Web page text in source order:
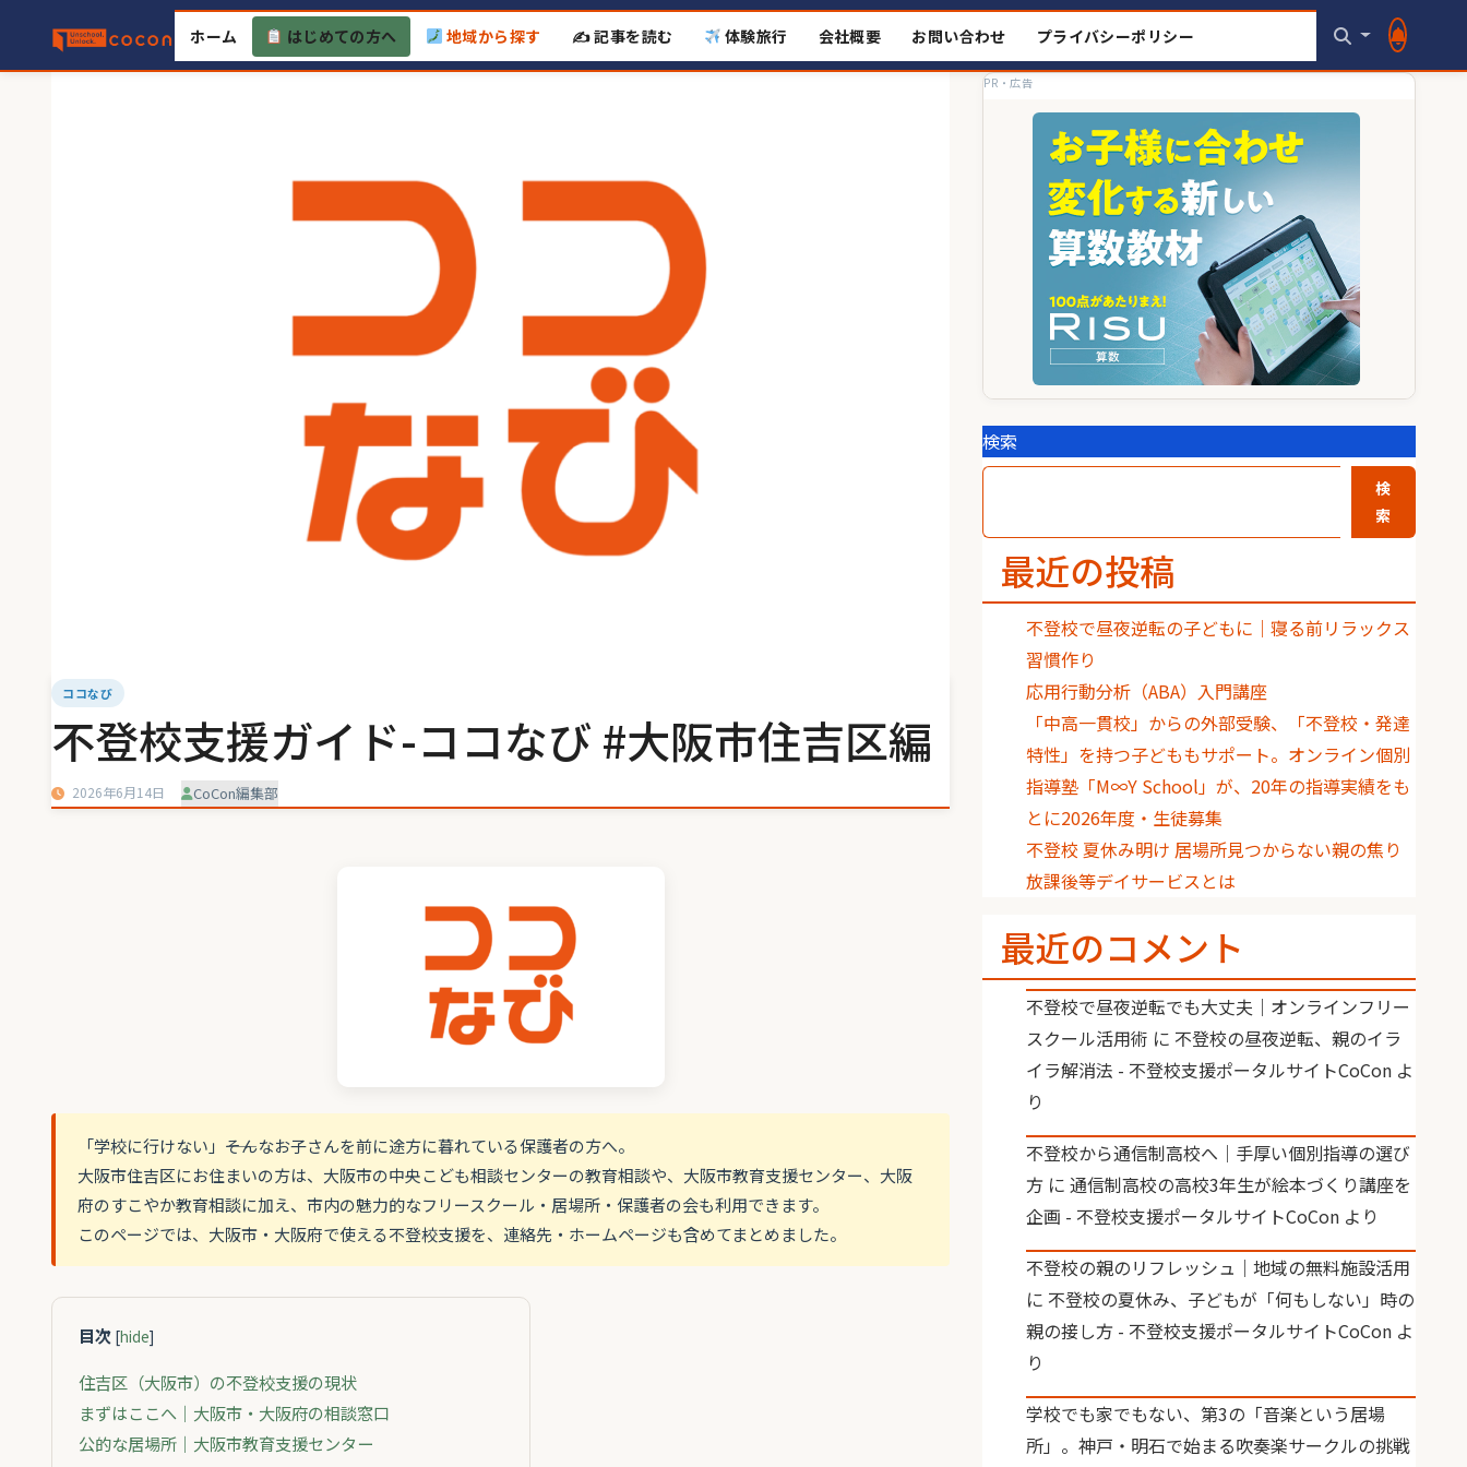
content
ホーム はじめての方へ 地域から探す ✍️ 記事を読む 体験旅行 会社概要 お問い合わせ プライバシーポリシー
ココなび
不登校支援ガイド-ココなび #大阪市住吉区編
2026年6月14日 CoCon編集部
「学校に行けない」――そんなお子さんを前に途方に暮れている保護者の方へ。
大阪市住吉区にお住まいの方は、大阪市の中央こども相談センターの教育相談や、大阪市教育支援センター、大阪
府のすこやか教育相談に加え、市内の魅力的なフリースクール・居場所・保護者の会も利用できます。
このページでは、大阪市・大阪府で使える不登校支援を、連絡先・ホームページも含めてまとめました。
目次 [hide]
住吉区（大阪市）の不登校支援の現状
まずはここへ｜大阪市・大阪府の相談窓口
公的な居場所｜大阪市教育支援センター
PR・広告
検索
検
索
最近の投稿
不登校で昼夜逆転の子どもに｜寝る前リラックス
習慣作り
応用行動分析（ABA）入門講座
「中高一貫校」からの外部受験、「不登校・発達
特性」を持つ子どももサポート。オンライン個別
指導塾「M∞Y School」が、20年の指導実績をも
とに2026年度・生徒募集
不登校 夏休み明け 居場所見つからない親の焦り
放課後等デイサービスとは
最近のコメント
不登校で昼夜逆転でも大丈夫｜オンラインフリー
スクール活用術 に 不登校の昼夜逆転、親のイラ
イラ解消法 - 不登校支援ポータルサイトCoCon よ
り
不登校から通信制高校へ｜手厚い個別指導の選び
方 に通信制高校の高校3年生が絵本づくり講座を
企画 - 不登校支援ポータルサイトCoCon より
不登校の親のリフレッシュ｜地域の無料施設活用
に 不登校の夏休み、子どもが「何もしない」時の
親の接し方 - 不登校支援ポータルサイトCoCon よ
り
学校でも家でもない、第3の「音楽という居場
所」。神戸・明石で始まる吹奏楽サークルの挑戦